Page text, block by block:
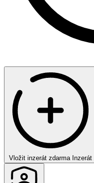
Vložit inzerát zdarma Inzerát